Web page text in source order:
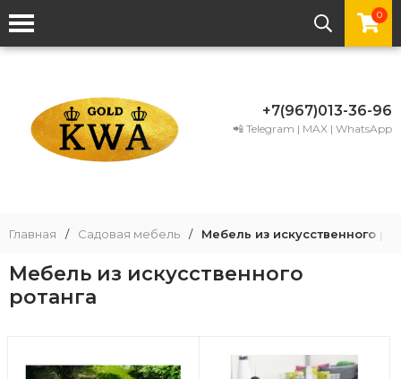
0
+7(967)013-36-96
📲 Telegram | MAX | WhatsApp
Главная / Садовая мебель / Мебель из искусственного
Мебель из искусственного
ротанга